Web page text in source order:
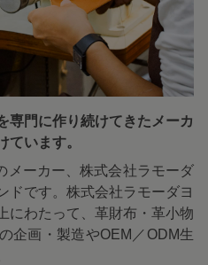
専門に作り続けてきたメーカ
ています。
メーカー、株式会社ラモーダ
ドです。株式会社ラモーダヨ
にわたって、革財布・革小物
企画・製造やOEM／ODM生